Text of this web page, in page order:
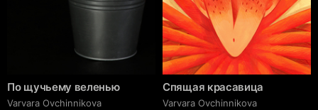
По щучьему веленью
Varvara Ovchinnikova
Спящая красавица
Varvara Ovchinnikova